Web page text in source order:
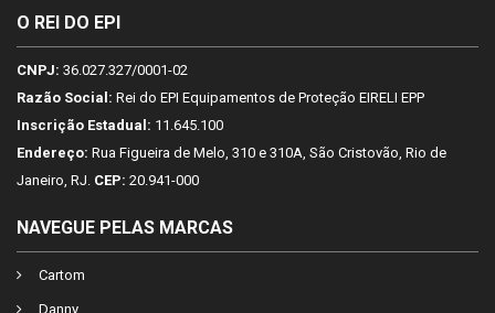
O REI DO EPI
CNPJ: 36.027.327/0001-02
Razão Social: Rei do EPI Equipamentos de Proteção EIRELI EPP
Inscrição Estadual: 11.645.100
Endereço: Rua Figueira de Melo, 310 e 310A, São Cristovão, Rio de
Janeiro, RJ. CEP: 20.941-000
NAVEGUE PELAS MARCAS
Cartom
Danny